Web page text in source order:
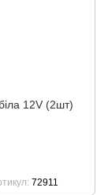
12V (2шт)
72911